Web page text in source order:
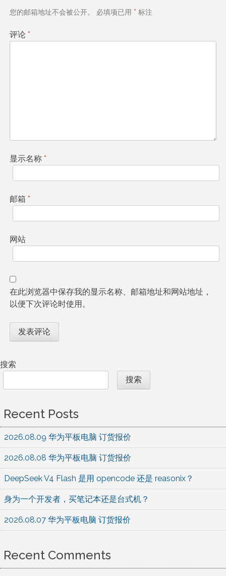
航
您的邮箱地址不会被公开。 必填项已用 * 标注
评论 *
显示名称 *
邮箱 *
网站
在此浏览器中保存我的显示名称、邮箱地址和网站地址，
以便下次评论时使用。
搜索
搜索
Recent Posts
2026.08.09 华为平板电脑 订货报价
2026.08.08 华为平板电脑 订货报价
DeepSeek V4 Flash 是用 opencode 还是 reasonix？
身为一个开发者，买笔记本还是台式机？
2026.08.07 华为平板电脑 订货报价
Recent Comments